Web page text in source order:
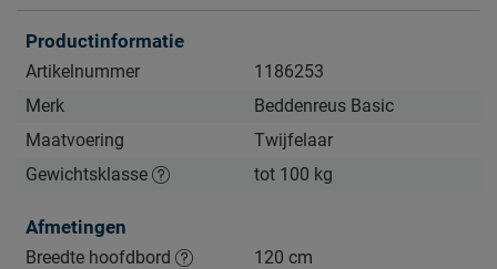
Zo blijft Box Lowen lang mooi (en schoon)
Kijk bij het kopje ‘Goed om te weten’ om alle tips & tricks te
zien.
Productinformatie
Artikelnummer
1186253
Merk
Beddenreus Basic
Maatvoering
Twijfelaar
Gewichtsklasse
tot 100 kg
Afmetingen
Breedte hoofdbord
120 cm